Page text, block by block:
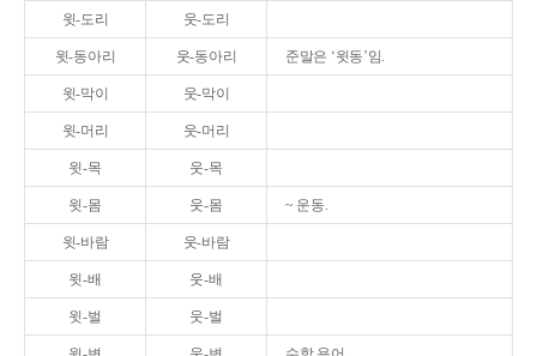
윗-도리 웃-도리
윗-동아리 웃-동아리 준말은 ‘윗동’임.
윗-막이 웃-막이
윗-머리 웃-머리
윗-목 웃-목
윗-몸 웃-몸 ~ 운동.
윗-바람 웃-바람
윗-배 웃-배
윗-벌 웃-벌